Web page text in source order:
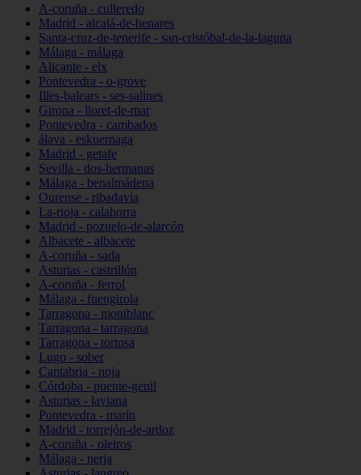
A-coruña - culleredo
Madrid - alcalá-de-henares
Santa-cruz-de-tenerife - san-cristóbal-de-la-laguna
Málaga - málaga
Alicante - elx
Pontevedra - o-grove
Illes-balears - ses-salines
Girona - lloret-de-mar
Pontevedra - cambados
álava - eskuernaga
Madrid - getafe
Sevilla - dos-hermanas
Málaga - benalmádena
Ourense - ribadavia
La-rioja - calahorra
Madrid - pozuelo-de-alarcón
Albacete - albacete
A-coruña - sada
Asturias - castrillón
A-coruña - ferrol
Málaga - fuengirola
Tarragona - montblanc
Tarragona - tarragona
Tarragona - tortosa
Lugo - sober
Cantabria - noja
Córdoba - puente-genil
Asturias - laviana
Pontevedra - marín
Madrid - torrejón-de-ardoz
A-coruña - oleiros
Málaga - nerja